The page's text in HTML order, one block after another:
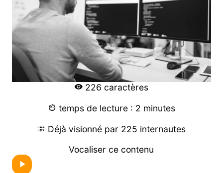
226 caractères
temps de lecture : 2 minutes
Déjà visionné par 225 internautes
Vocaliser ce contenu